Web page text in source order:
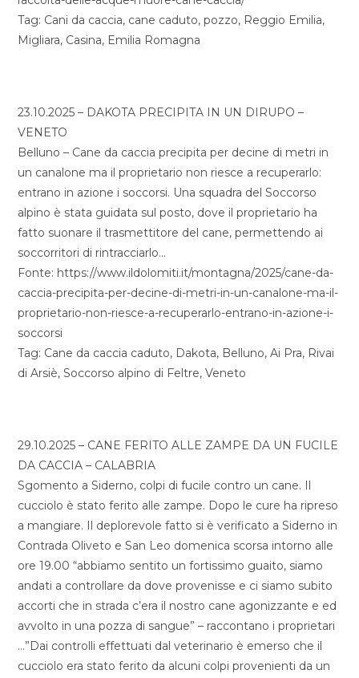
Tag: Cani da caccia, cane caduto, pozzo, Reggio Emilia,
Migliara, Casina, Emilia Romagna
23.10.2025 – DAKOTA PRECIPITA IN UN DIRUPO –
VENETO
Belluno – Cane da caccia precipita per decine di metri in
un canalone ma il proprietario non riesce a recuperarlo:
entrano in azione i soccorsi. Una squadra del Soccorso
alpino è stata guidata sul posto, dove il proprietario ha
fatto suonare il trasmettitore del cane, permettendo ai
soccorritori di rintracciarlo…
Fonte: https://www.ildolomiti.it/montagna/2025/cane-da-
caccia-precipita-per-decine-di-metri-in-un-canalone-ma-il-
proprietario-non-riesce-a-recuperarlo-entrano-in-azione-i-
soccorsi
Tag: Cane da caccia caduto, Dakota, Belluno, Ai Pra, Rivai
di Arsiè, Soccorso alpino di Feltre, Veneto
29.10.2025 – CANE FERITO ALLE ZAMPE DA UN FUCILE
DA CACCIA – CALABRIA
Sgomento a Siderno, colpi di fucile contro un cane. Il
cucciolo è stato ferito alle zampe. Dopo le cure ha ripreso
a mangiare. Il deplorevole fatto si è verificato a Siderno in
Contrada Oliveto e San Leo domenica scorsa intorno alle
ore 19.00 “abbiamo sentito un fortissimo guaito, siamo
andati a controllare da dove provenisse e ci siamo subito
accorti che in strada c’era il nostro cane agonizzante e ed
avvolto in una pozza di sangue” – raccontano i proprietari
…”Dai controlli effettuati dal veterinario è emerso che il
cucciolo era stato ferito da alcuni colpi provenienti da un